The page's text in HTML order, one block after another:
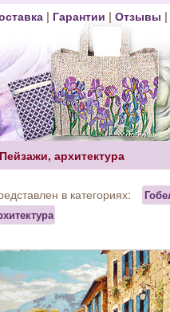
| Гарантии | Отзывы
Пейзажи, архитектура
в категориях: